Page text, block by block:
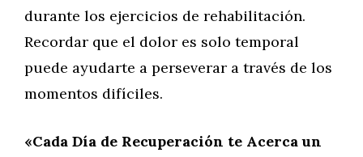
durante los ejercicios de rehabilitación.
Recordar que el dolor es solo temporal
puede ayudarte a perseverar a través de los
momentos difíciles.
«Cada Día de Recuperación te Acerca un